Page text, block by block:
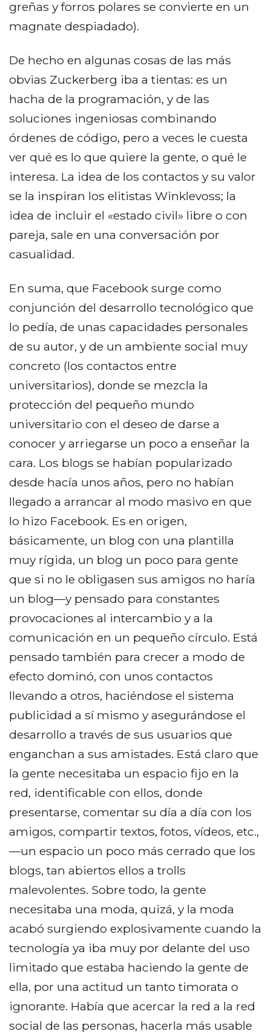
greñas y forros polares se convierte en un
magnate despiadado).
De hecho en algunas cosas de las más
obvias Zuckerberg iba a tientas: es un
hacha de la programación, y de las
soluciones ingeniosas combinando
órdenes de código, pero a veces le cuesta
ver qué es lo que quiere la gente, o qué le
interesa. La idea de los contactos y su valor
se la inspiran los elitistas Winklevoss; la
idea de incluir el «estado civil» libre o con
pareja, sale en una conversación por
casualidad.
En suma, que Facebook surge como
conjunción del desarrollo tecnológico que
lo pedía, de unas capacidades personales
de su autor, y de un ambiente social muy
concreto (los contactos entre
universitarios), donde se mezcla la
protección del pequeño mundo
universitario con el deseo de darse a
conocer y arriegarse un poco a enseñar la
cara. Los blogs se habían popularizado
desde hacía unos años, pero no habían
llegado a arrancar al modo masivo en que
lo hizo Facebook. Es en origen,
básicamente, un blog con una plantilla
muy rígida, un blog un poco para gente
que si no le obligasen sus amigos no haría
un blog—y pensado para constantes
provocaciones al intercambio y a la
comunicación en un pequeño círculo. Está
pensado también para crecer a modo de
efecto dominó, con unos contactos
llevando a otros, haciéndose el sistema
publicidad a sí mismo y asegurándose el
desarrollo a través de sus usuarios que
enganchan a sus amistades. Está claro que
la gente necesitaba un espacio fijo en la
red, identificable con ellos, donde
presentarse, comentar su día a día con los
amigos, compartir textos, fotos, vídeos, etc.,
—un espacio un poco más cerrado que los
blogs, tan abiertos ellos a trolls
malevolentes. Sobre todo, la gente
necesitaba una moda, quizá, y la moda
acabó surgiendo explosivamente cuando la
tecnología ya iba muy por delante del uso
limitado que estaba haciendo la gente de
ella, por una actitud un tanto timorata o
ignorante. Había que acercar la red a la red
social de las personas, hacerla más usable